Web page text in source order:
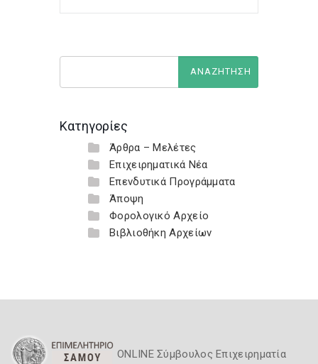
Κατηγορίες
Άρθρα – Μελέτες
Επιχειρηματικά Νέα
Επενδυτικά Προγράμματα
Άποψη
Φορολογικό Αρχείο
Βιβλιοθήκη Αρχείων
ONLINE Σύμβουλος Επιχειρηματία